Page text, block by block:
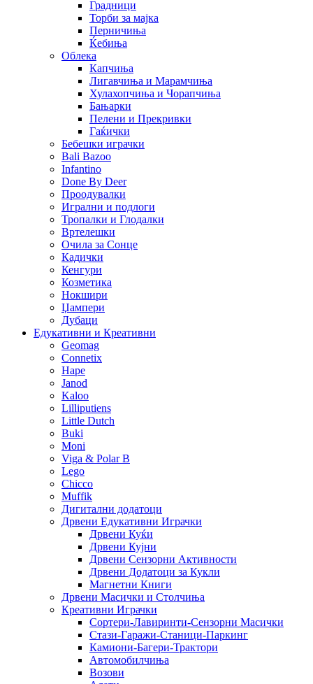
Градници
Торби за мајка
Перничиња
Ќебиња
Облека
Капчиња
Лигавчиња и Марамчиња
Хулахопчиња и Чорапчиња
Бањарки
Пелени и Прекривки
Гаќички
Бебешки играчки
Bali Bazoo
Infantino
Done By Deer
Проодувалки
Игрални и подлоги
Тропалки и Глодалки
Вртелешки
Очила за Сонце
Кадички
Кенгури
Козметика
Нокшири
Џампери
Дубаци
Едукативни и Креативни
Geomag
Connetix
Hape
Janod
Kaloo
Lilliputiens
Little Dutch
Buki
Moni
Viga & Polar B
Lego
Chicco
Muffik
Дигитални додатоци
Дрвени Едукативни Играчки
Дрвени Куќи
Дрвени Кујни
Дрвени Сензорни Активности
Дрвени Додатоци за Кукли
Магнетни Книги
Дрвени Масички и Столчиња
Креативни Играчки
Сортери-Лавиринти-Сензорни Масички
Стази-Гаражи-Станици-Паркинг
Камиони-Багери-Трактори
Автомобилчиња
Возови